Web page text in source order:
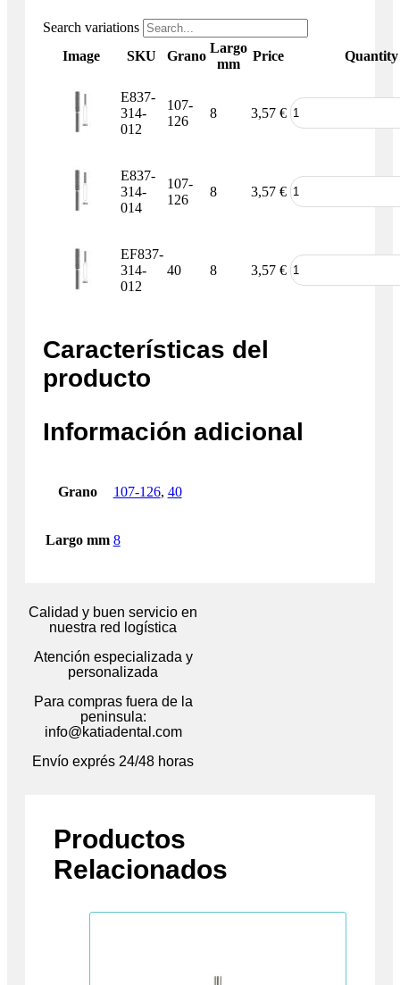
Search variations
Image
SKU Grano
Largo
mm
Price Quantity
E837-
314-
012
107-
126
8 3,57 €
E837-
314-
014
107-
126
8 3,57 €
EF837-
314-
012
40 8 3,57 €
Características del
producto
Información adicional
Grano 107-126, 40
Largo mm 8
Calidad y buen servicio en
nuestra red logística
Atención especializada y
personalizada
Para compras fuera de la
peninsula:
info@katiadental.com
Envío exprés 24/48 horas
Productos
Relacionados